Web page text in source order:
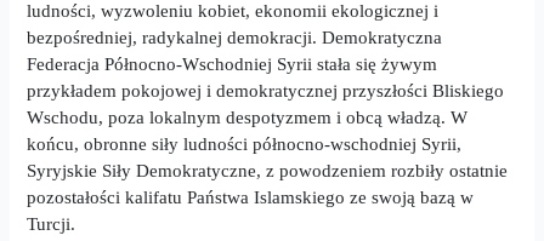
ludności, wyzwoleniu kobiet, ekonomii ekologicznej i
bezpośredniej, radykalnej demokracji. Demokratyczna
Federacja Północno-Wschodniej Syrii stała się żywym
przykładem pokojowej i demokratycznej przyszłości Bliskiego
Wschodu, poza lokalnym despotyzmem i obcą władzą. W
końcu, obronne siły ludności północno-wschodniej Syrii,
Syryjskie Siły Demokratyczne, z powodzeniem rozbiły ostatnie
pozostałości kalifatu Państwa Islamskiego ze swoją bazą w
Turcji.